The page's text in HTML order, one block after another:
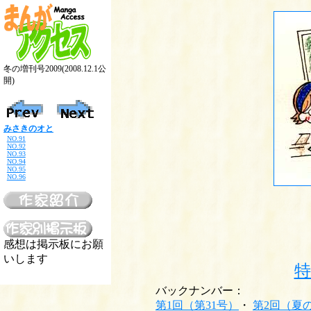
冬の増刊号2009(2008.12.1公
開)
みさきのオと
NO.91
NO.92
NO.93
NO.94
NO.95
NO.96
感想は掲示板にお願
いします
バックナンバー：
第1回（第31号）
・ 第2回（夏